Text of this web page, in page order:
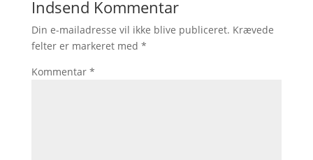
Indsend Kommentar
Din e-mailadresse vil ikke blive publiceret. Krævede
felter er markeret med *
Kommentar *